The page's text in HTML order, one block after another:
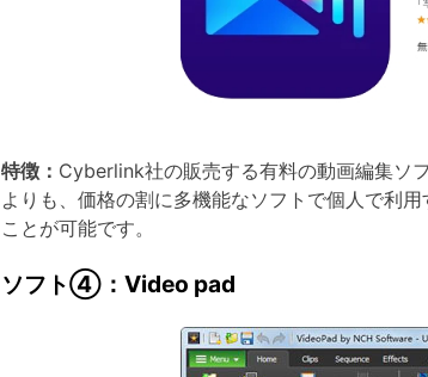
特徴： Cyberlink社の販売する有料の動画編集ソ
よりも、価格の割に多機能なソフトで個人で利
ことが可能です。
ソフト④：Video pad